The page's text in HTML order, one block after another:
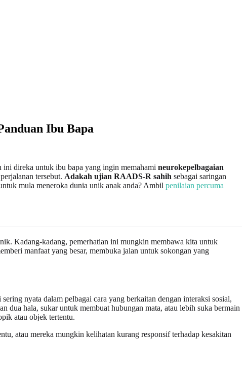
Ibu Bapa
ini direka untuk ibu bapa yang ingin memahami neurokepelbagaian
tersebut. Adakah ujian RAADS-R sahih sebagai saringan
mula meneroka dunia unik anak anda? Ambil penilaian percuma
Kadang-kadang, pemerhatian ini mungkin membawa kita untuk
manfaat yang besar, membuka jalan untuk sokongan yang
nyata dalam pelbagai cara yang berkaitan dengan interaksi sosial,
dua hala, sukar untuk membuat hubungan mata, atau lebih suka bermain
atau objek tertentu.
atau mereka mungkin kelihatan kurang responsif terhadap kesakitan